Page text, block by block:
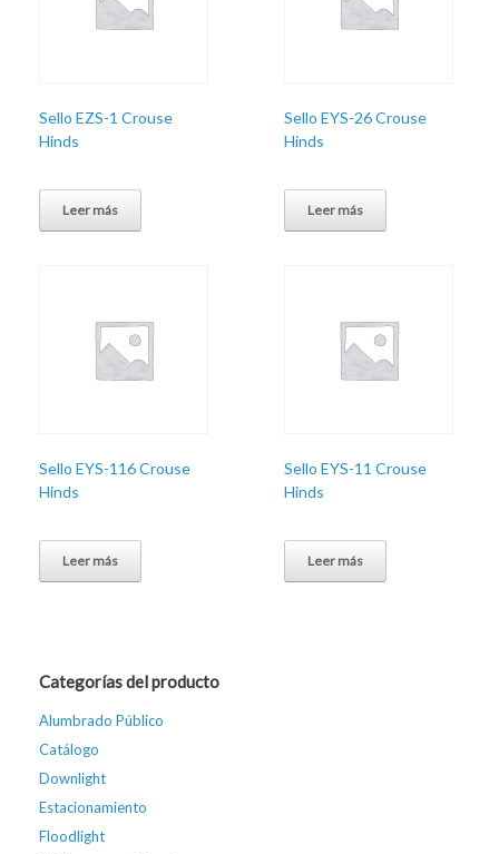
Sello EZS-1 Crouse
Hinds
Leer más
Sello EYS-26 Crouse
Hinds
Leer más
Sello EYS-116 Crouse
Hinds
Leer más
Sello EYS-11 Crouse
Hinds
Leer más
Categorías del producto
Alumbrado Público
Catálogo
Downlight
Estacionamiento
Floodlight